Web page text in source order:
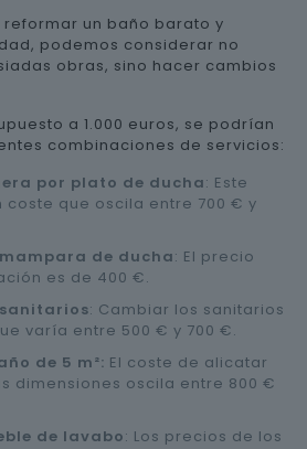
un baño barato y
podemos considerar no
obras, sino hacer cambios
a 1.000 euros, se podrían
combinaciones de servicios:
por plato de ducha: Este
coste que oscila entre 700 € y
de ducha: El precio
es de 400 €.
: Cambiar los sanitarios
varía entre 500 € y 700 €.
de 5 m²: El coste de alicatar
dimensiones oscila entre 800 €
de lavabo: Los precios de los